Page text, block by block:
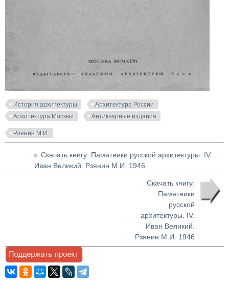
История архитектуры
Архитектура России
Архитектура Москвы
Антикварные издания
Рзянин М.И.
Скачать книгу: Памятники русской архитектуры. IV.
Иван Великий. Рзянин М.И. 1946
Скачать книгу:
Памятники
русской
архитектуры. IV.
Иван Великий.
Рзянин М.И. 1946